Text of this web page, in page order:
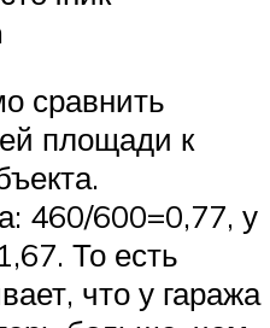
сравнить
площади к
460/600=0,77, у
То есть
что у гаража